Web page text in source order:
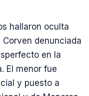
hallaron oculta
denunciada
en la
El menor fue
y puesto a